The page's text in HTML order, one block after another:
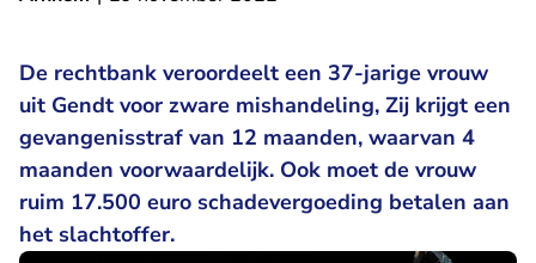
De rechtbank veroordeelt een 37-jarige vrouw
uit Gendt voor zware mishandeling, Zij krijgt een
gevangenisstraf van 12 maanden, waarvan 4
maanden voorwaardelijk. Ook moet de vrouw
ruim 17.500 euro schadevergoeding betalen aan
het slachtoffer.